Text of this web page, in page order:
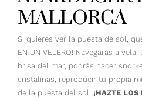
MALLORCA
Si quieres ver la puesta de sol,
EN UN VELERO! Navegarás a
brisa del mar, podrás hacer
cristalinas, reproducir tu propia
de la puesta del sol. ¡HAZTE LOS